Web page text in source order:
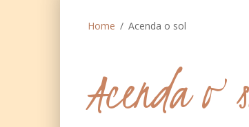
Home Acenda o sol
Acenda o